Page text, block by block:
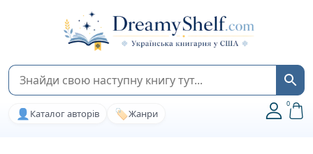
👤 Каталог авторів 🏷️Жанри
0